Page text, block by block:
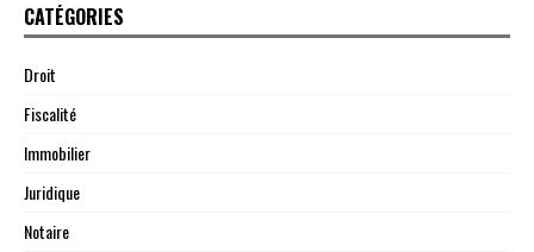
CATÉGORIES
Droit
Fiscalité
Immobilier
Juridique
Notaire